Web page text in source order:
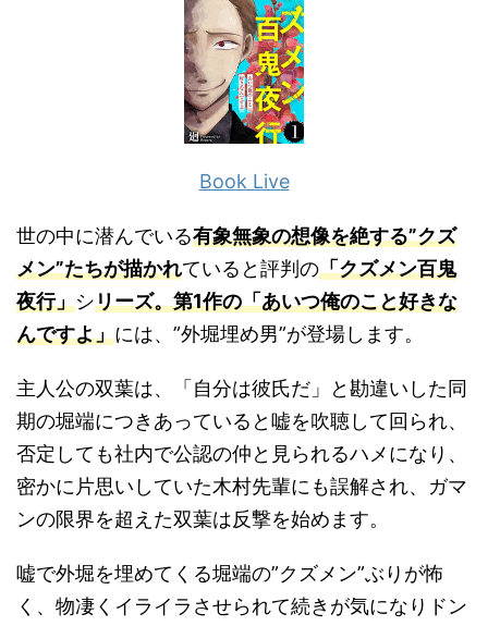
Book Live
世の中に潜んでいる有象無象の想像を絶する”クズ
メン”たちが描かれていると評判の「クズメン百鬼
夜行」シリーズ。第1作の「あいつ俺のこと好きな
んですよ」には、”外堀埋め男”が登場します。
主人公の双葉は、「自分は彼氏だ」と勘違いした同
期の堀端につきあっていると嘘を吹聴して回られ、
否定しても社内で公認の仲と見られるハメになり、
密かに片思いしていた木村先輩にも誤解され、ガマ
ンの限界を超えた双葉は反撃を始めます。
嘘で外堀を埋めてくる堀端の”クズメン”ぶりが怖
く、物凄くイライラさせられて続きが気になりドン